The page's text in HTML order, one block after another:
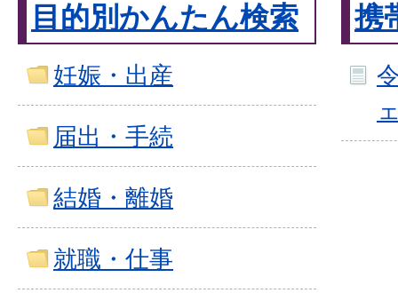
目的別かんたん検索
妊娠・出産
届出・手続
結婚・離婚
就職・仕事
携